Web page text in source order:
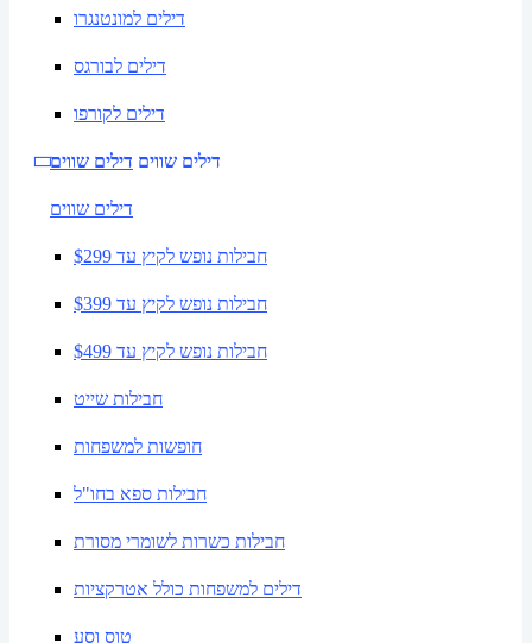
דילים למונטנגרו
דילים לבורגס
דילים לקורפו
דילים שווים דילים שווים
דילים שווים
חבילות נופש לקיץ עד $299
חבילות נופש לקיץ עד $399
חבילות נופש לקיץ עד $499
חבילות שייט
חופשות למשפחות
חבילות ספא בחו"ל
חבילות כשרות לשומרי מסורת
דילים למשפחות כולל אטרקציות
טוס וסע